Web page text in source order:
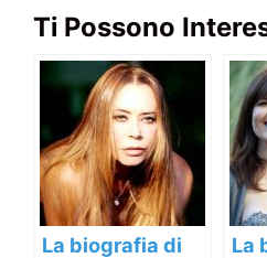
Ti Possono
La biografia di
La